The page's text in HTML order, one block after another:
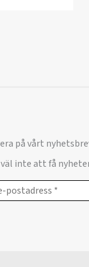
på vårt
väl inte att få